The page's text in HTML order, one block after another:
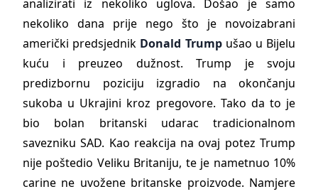
analizirati iz nekoliko uglova. Došao je samo
nekoliko dana prije nego što je novoizabrani
američki predsjednik Donald Trumpušao u Bijelu
kuću i preuzeo dužnost. Trump je svoju
predizbornu poziciju izgradio na okončanju
sukoba u Ukrajini kroz pregovore. Tako da to je
bio bolan britanski udarac tradicionalnom
savezniku SAD. Kao reakcija na ovaj potez Trump
nije poštedio Veliku Britaniju, te je nametnuo 10%
carine ne uvožene britanske proizvode. Namjere